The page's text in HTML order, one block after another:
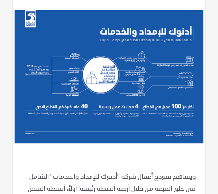
ويساهم نموذج أعمال شركة "أدنوك للإمداد والخدمات" الشامل
في خلق القيمة من خلال أربعة أنشطة رئيسة: أولاً، أنشطة الشحن